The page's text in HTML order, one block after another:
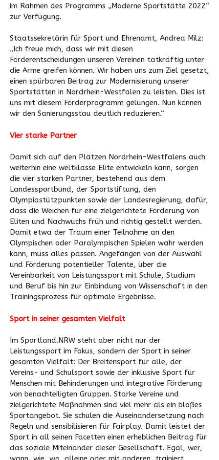
im Rahmen des Programms „Moderne Sportstätte 2022“
zur Verfügung.
Staatssekretärin für Sport und Ehrenamt, Andrea Milz:
„Ich freue mich, dass wir mit diesen
Förderentscheidungen unseren Vereinen tatkräftig unter
die Arme greifen können. Wir haben uns zum Ziel gesetzt,
einen spürbaren Beitrag zur Modernisierung unserer
Sportstätten in Nordrhein-Westfalen zu leisten. Dies ist
uns mit diesem Förderprogramm gelungen. Nun können
wir den Sanierungsstau deutlich reduzieren.“
Vier starke Partner
Damit sich auf den Plätzen Nordrhein-Westfalens auch
weiterhin eine weltklasse Elite entwickeln kann, sorgen
die vier starken Partner, bestehend aus dem
Landessportbund, der Sportstiftung, den
Olympiastützpunkten sowie der Landesregierung, dafür,
dass die Weichen für eine zielgerichtete Förderung von
Eliten und Nachwuchs früh und richtig gestellt werden.
Damit etwa der Traum einer Teilnahme an den
Olympischen oder Paralympischen Spielen wahr werden
kann, muss alles passen. Angefangen von der Auswahl
und Förderung potentieller Talente, über die
Vereinbarkeit von Leistungssport mit Schule, Studium
und Beruf bis hin zur Einbindung von Wissenschaft in den
Trainingsprozess für optimale Ergebnisse.
Sport in seiner gesamten Vielfalt
Im Sportland.NRW steht aber nicht nur der
Leistungssport im Fokus, sondern der Sport in seiner
gesamten Vielfalt: Der Breitensport für alle, der
Vereins- und Schulsport sowie der inklusive Sport für
Menschen mit Behinderungen und integrative Förderung
von benachteiligten Gruppen. Starke Vereine und
zielgerichtete Maßnahmen sind viel mehr als ein bloßes
Sportangebot. Sie schulen die Auseinandersetzung nach
Regeln und sensibilisieren für Fairplay. Damit leistet der
Sport in all seinen Facetten einen erheblichen Beitrag für
das soziale Miteinander dieser Gesellschaft. Egal, wer,